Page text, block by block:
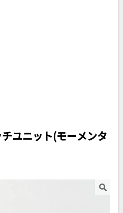
ユニット(モーメンタ